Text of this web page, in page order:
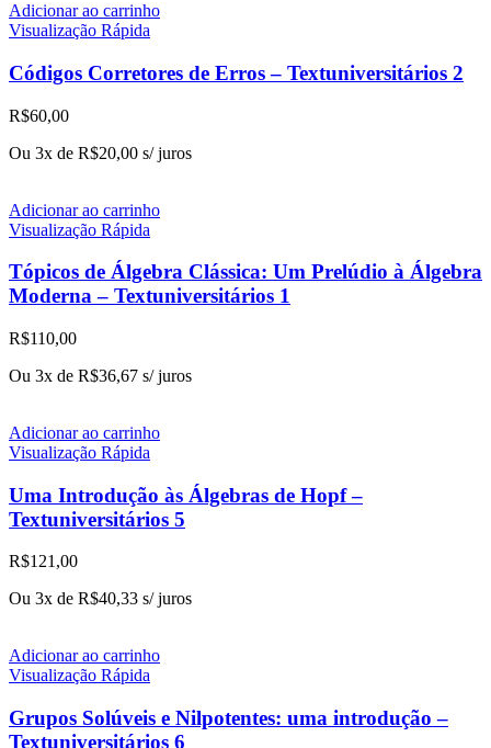
Adicionar ao carrinho
Visualização Rápida
Códigos Corretores de Erros – Textuniversitários 2
R$60,00
Ou 3x de R$20,00 s/ juros
Adicionar ao carrinho
Visualização Rápida
Tópicos de Álgebra Clássica: Um Prelúdio à Álgebra
Moderna – Textuniversitários 1
R$110,00
Ou 3x de R$36,67 s/ juros
Adicionar ao carrinho
Visualização Rápida
Uma Introdução às Álgebras de Hopf –
Textuniversitários 5
R$121,00
Ou 3x de R$40,33 s/ juros
Adicionar ao carrinho
Visualização Rápida
Grupos Solúveis e Nilpotentes: uma introdução –
Textuniversitários 6